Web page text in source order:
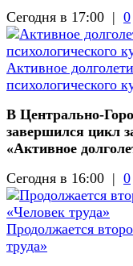
Сегодня в 17:00 | 0
Активное
психологического
В Центрально-
завершился цикл
«Активное
Сегодня в 16:00 | 0
Продолжается
труда»